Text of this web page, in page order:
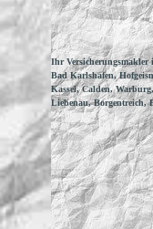
Ihr Versicherungsmakler
Bad Karlshafen,
Kassel, Calden,
Liebenau, Borgentreich,